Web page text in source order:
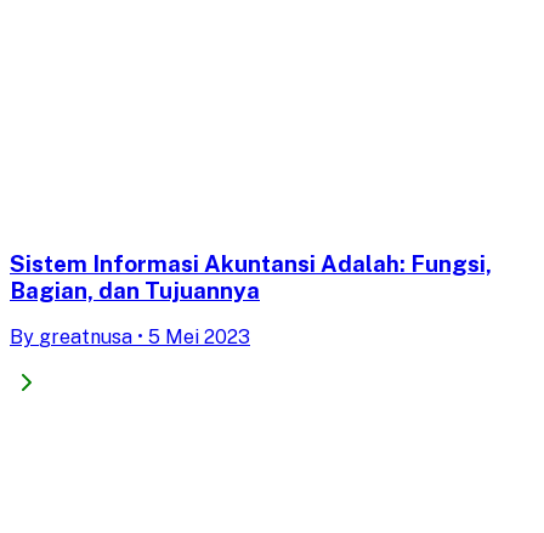
Sistem Informasi Akuntansi Adalah: Fungsi,
Bagian, dan Tujuannya
By greatnusa • 5 Mei 2023